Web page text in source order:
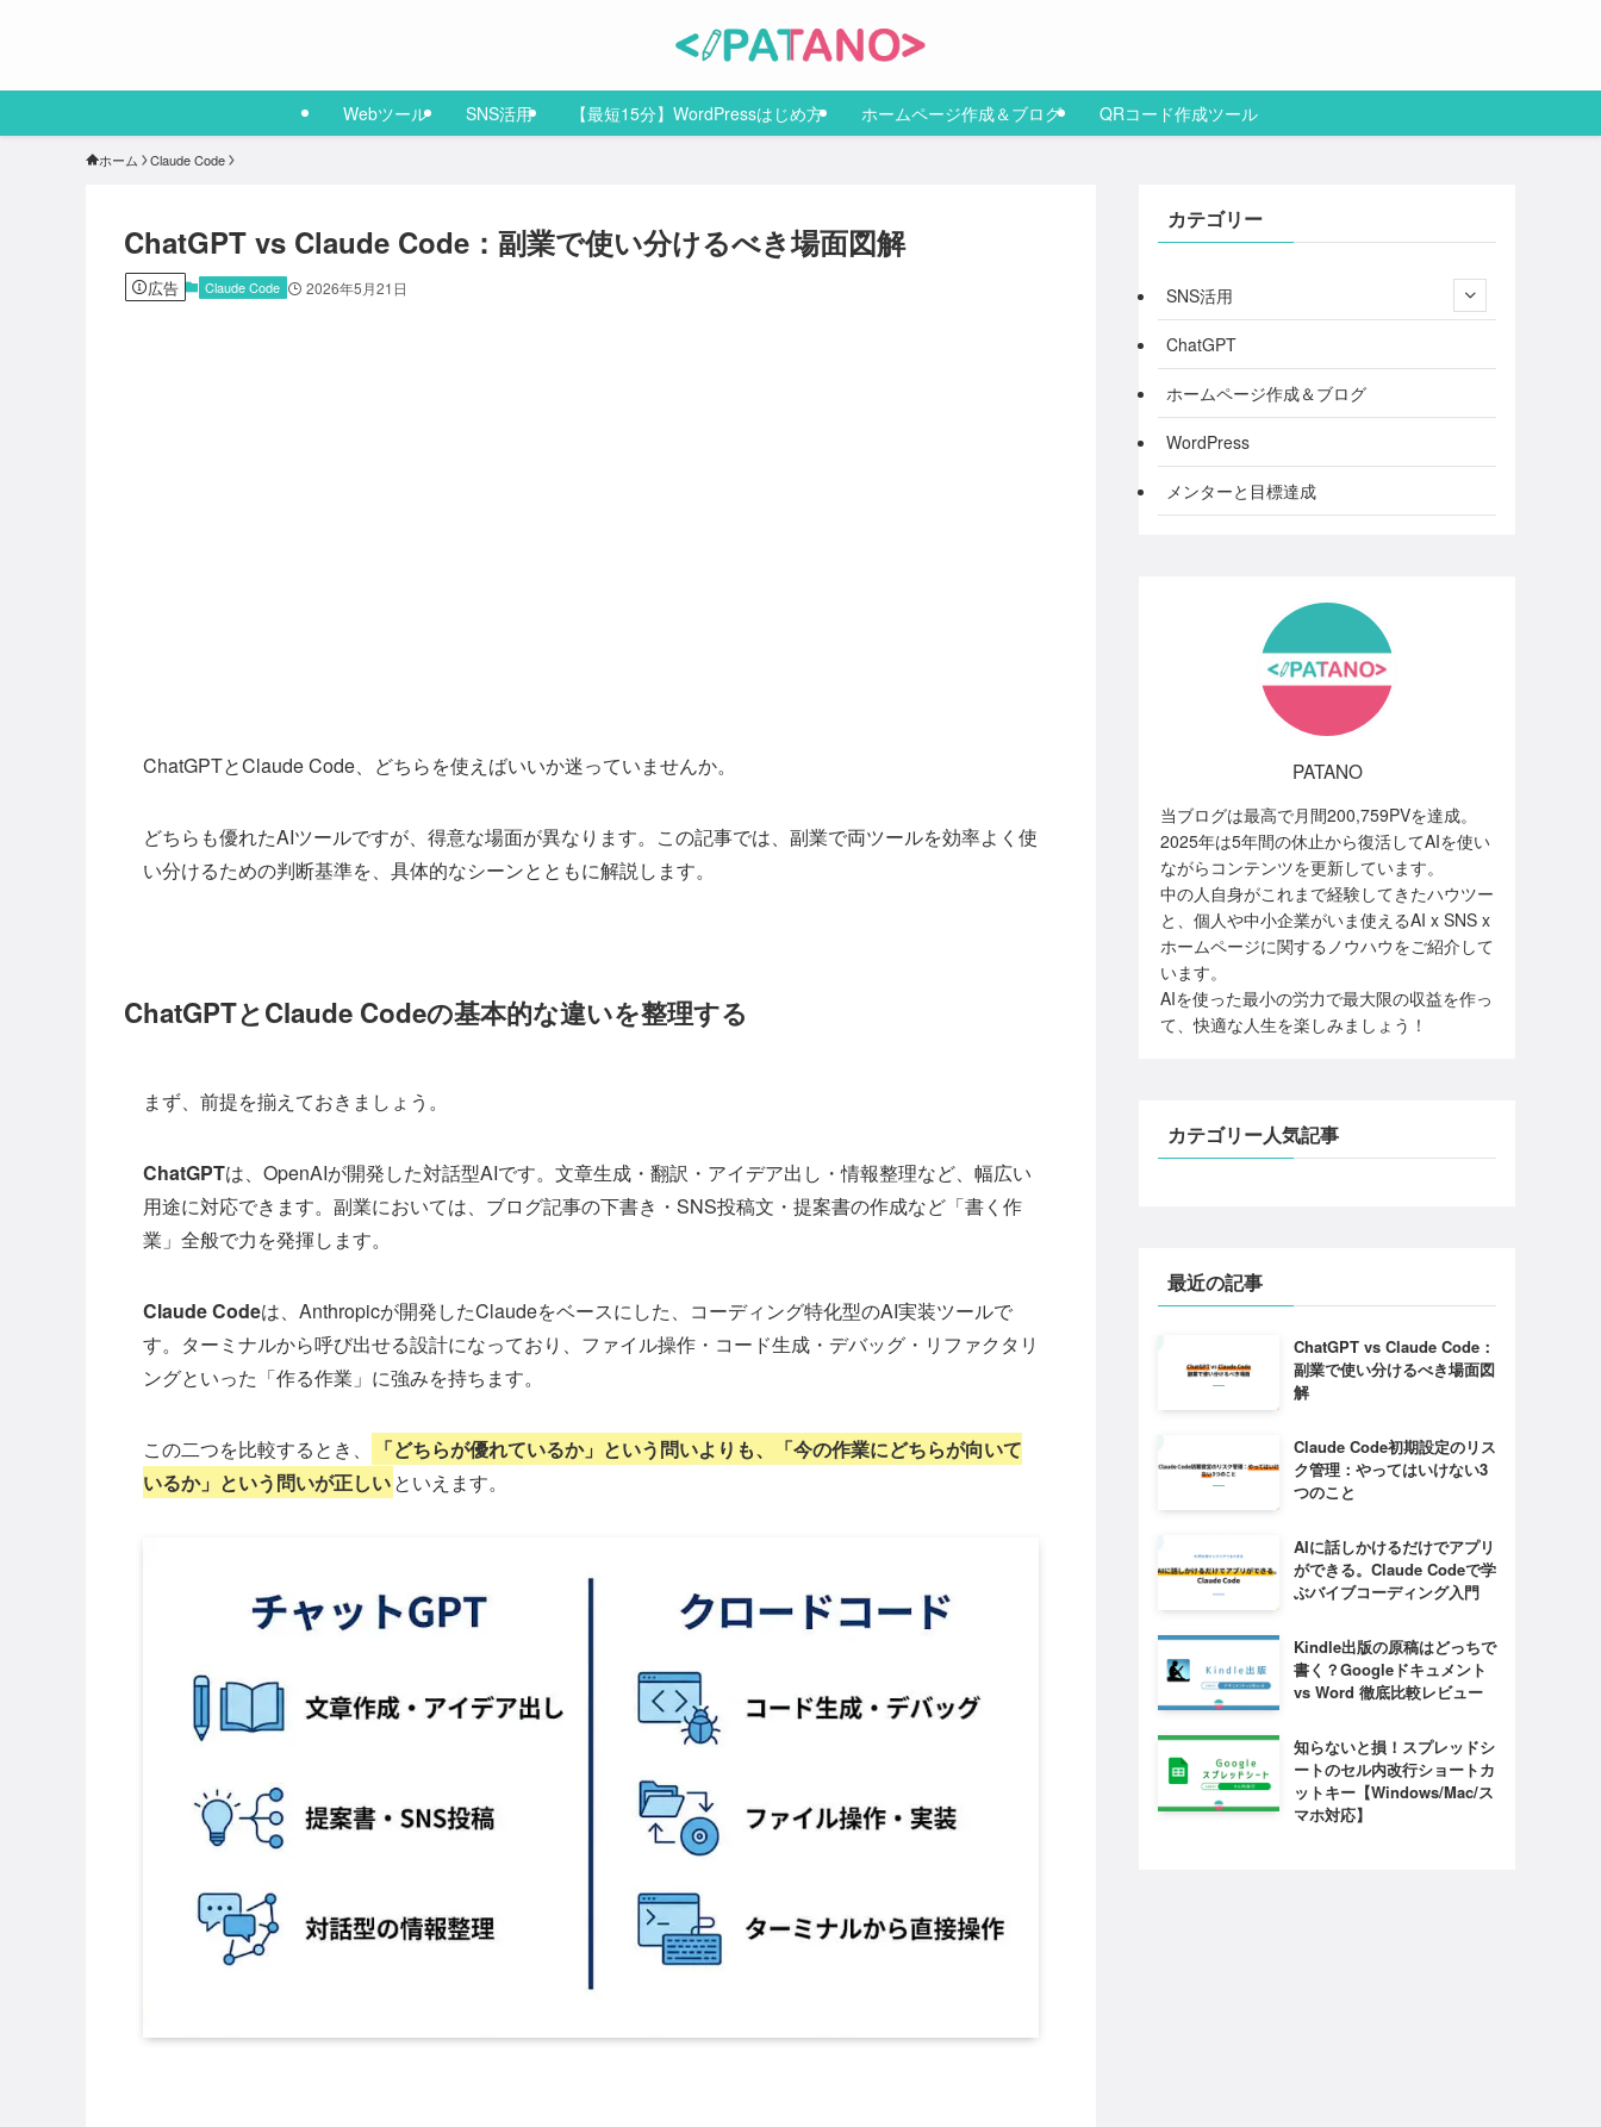
Webツール SNS活用 【最短15分】WordPressはじめ方 ホームページ作成＆ブログ QRコード作成ツール
ホーム Claude Code
ChatGPT vs Claude Code：副業で使い分けるべき場面図解
広告 Claude Code 2026年5月21日
ChatGPTとClaude Code、どちらを使えばいいか迷っていませんか。
どちらも優れたAIツールですが、得意な場面が異なります。この記事では、副業で両ツールを効率よく使
い分けるための判断基準を、具体的なシーンとともに解説します。
ChatGPTとClaude Codeの基本的な違いを整理する
まず、前提を揃えておきましょう。
ChatGPTは、OpenAIが開発した対話型AIです。文章生成・翻訳・アイデア出し・情報整理など、幅広い
用途に対応できます。副業においては、ブログ記事の下書き・SNS投稿文・提案書の作成など「書く作
業」全般で力を発揮します。
Claude Codeは、Anthropicが開発したClaudeをベースにした、コーディング特化型のAI実装ツールで
す。ターミナルから呼び出せる設計になっており、ファイル操作・コード生成・デバッグ・リファクタリ
ングといった「作る作業」に強みを持ちます。
この二つを比較するとき、
「どちらが優れているか」という問いよりも、「今の作業にどちらが向いて
いるか」という問いが正しいといえます。
カテゴリー
SNS活用
ChatGPT
ホームページ作成＆ブログ
WordPress
メンターと目標達成
PATANO
当ブログは最高で月間200,759PVを達成。
2025年は5年間の休止から復活してAIを使い
ながらコンテンツを更新しています。
中の人自身がこれまで経験してきたハウツー
と、個人や中小企業がいま使えるAI x SNS x
ホームページに関するノウハウをご紹介して
います。
AIを使った最小の労力で最大限の収益を作っ
て、快適な人生を楽しみましょう！
カテゴリー人気記事
最近の記事
ChatGPT vs Claude Code：
副業で使い分けるべき場面図
解
Claude Code初期設定のリス
ク管理：やってはいけない3
つのこと
AIに話しかけるだけでアプリ
ができる。Claude Codeで学
ぶバイブコーディング入門
Kindle出版の原稿はどっちで
書く？Googleドキュメント
vs Word 徹底比較レビュー
知らないと損！スプレッドシ
ートのセル内改行ショートカ
ットキー【Windows/Mac/ス
マホ対応】